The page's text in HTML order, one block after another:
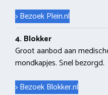
> Bezoek Plein.nl
4. Blokker
Groot aanbod aan
mondkapjes. Snel bezorgd.
> Bezoek Blokker.nl